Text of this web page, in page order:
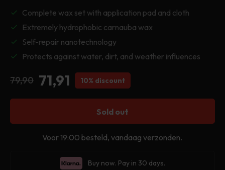
Complete wax set with application pad and cloth
Extremely hydrophobic carnauba wax
Self-repair nanotechnology
Protects against water, dirt, and weather influences
79,90 71,91 10% discount
Sold out
Voor 19:00 besteld, vandaag verzonden.
Buy now. Pay in 30 days.